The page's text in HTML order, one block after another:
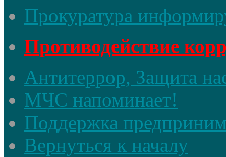
Прокуратура
Противодействие
Антитеррор, Защита
МЧС напоминает!
Поддержка
Вернуться к началу